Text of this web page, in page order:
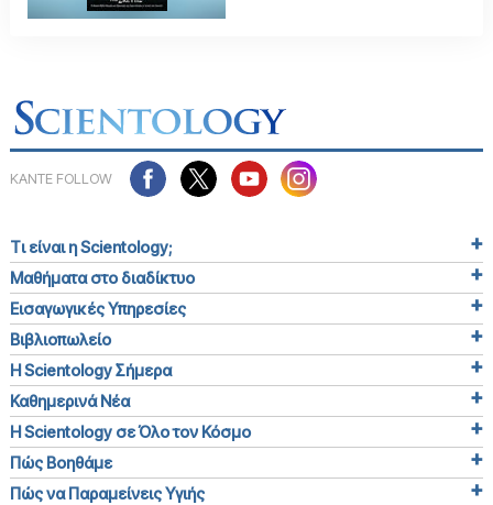
ΚΑΝΤΕ FOLLOW
Τι είναι η Scientology;
Μαθήματα στο διαδίκτυο
Εισαγωγικές Υπηρεσίες
Βιβλιοπωλείο
Η Scientology Σήμερα
Καθημερινά Νέα
Η Scientology σε Όλο τον Κόσμο
Πώς Βοηθάμε
Πώς να Παραμείνεις Υγιής